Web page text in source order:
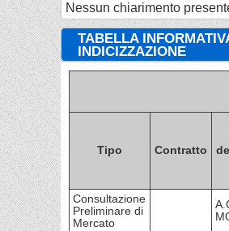
Nessun chiarimento
TABELLA
INDICIZZAZIONE
Tipo Contratto
Consultazione
Preliminare di
Mercato